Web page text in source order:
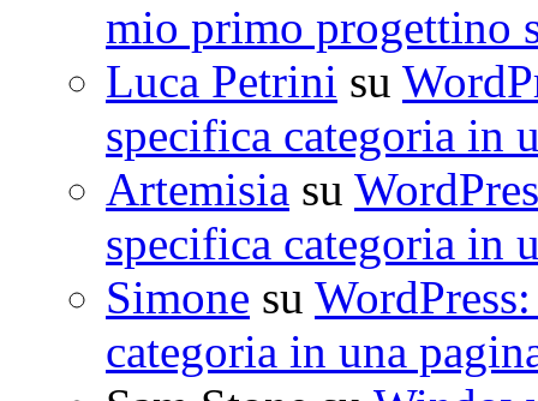
mio primo progettino
Luca Petrini su
specifica categoria in
Artemisia su
specifica categoria in
Simone su
categoria in una